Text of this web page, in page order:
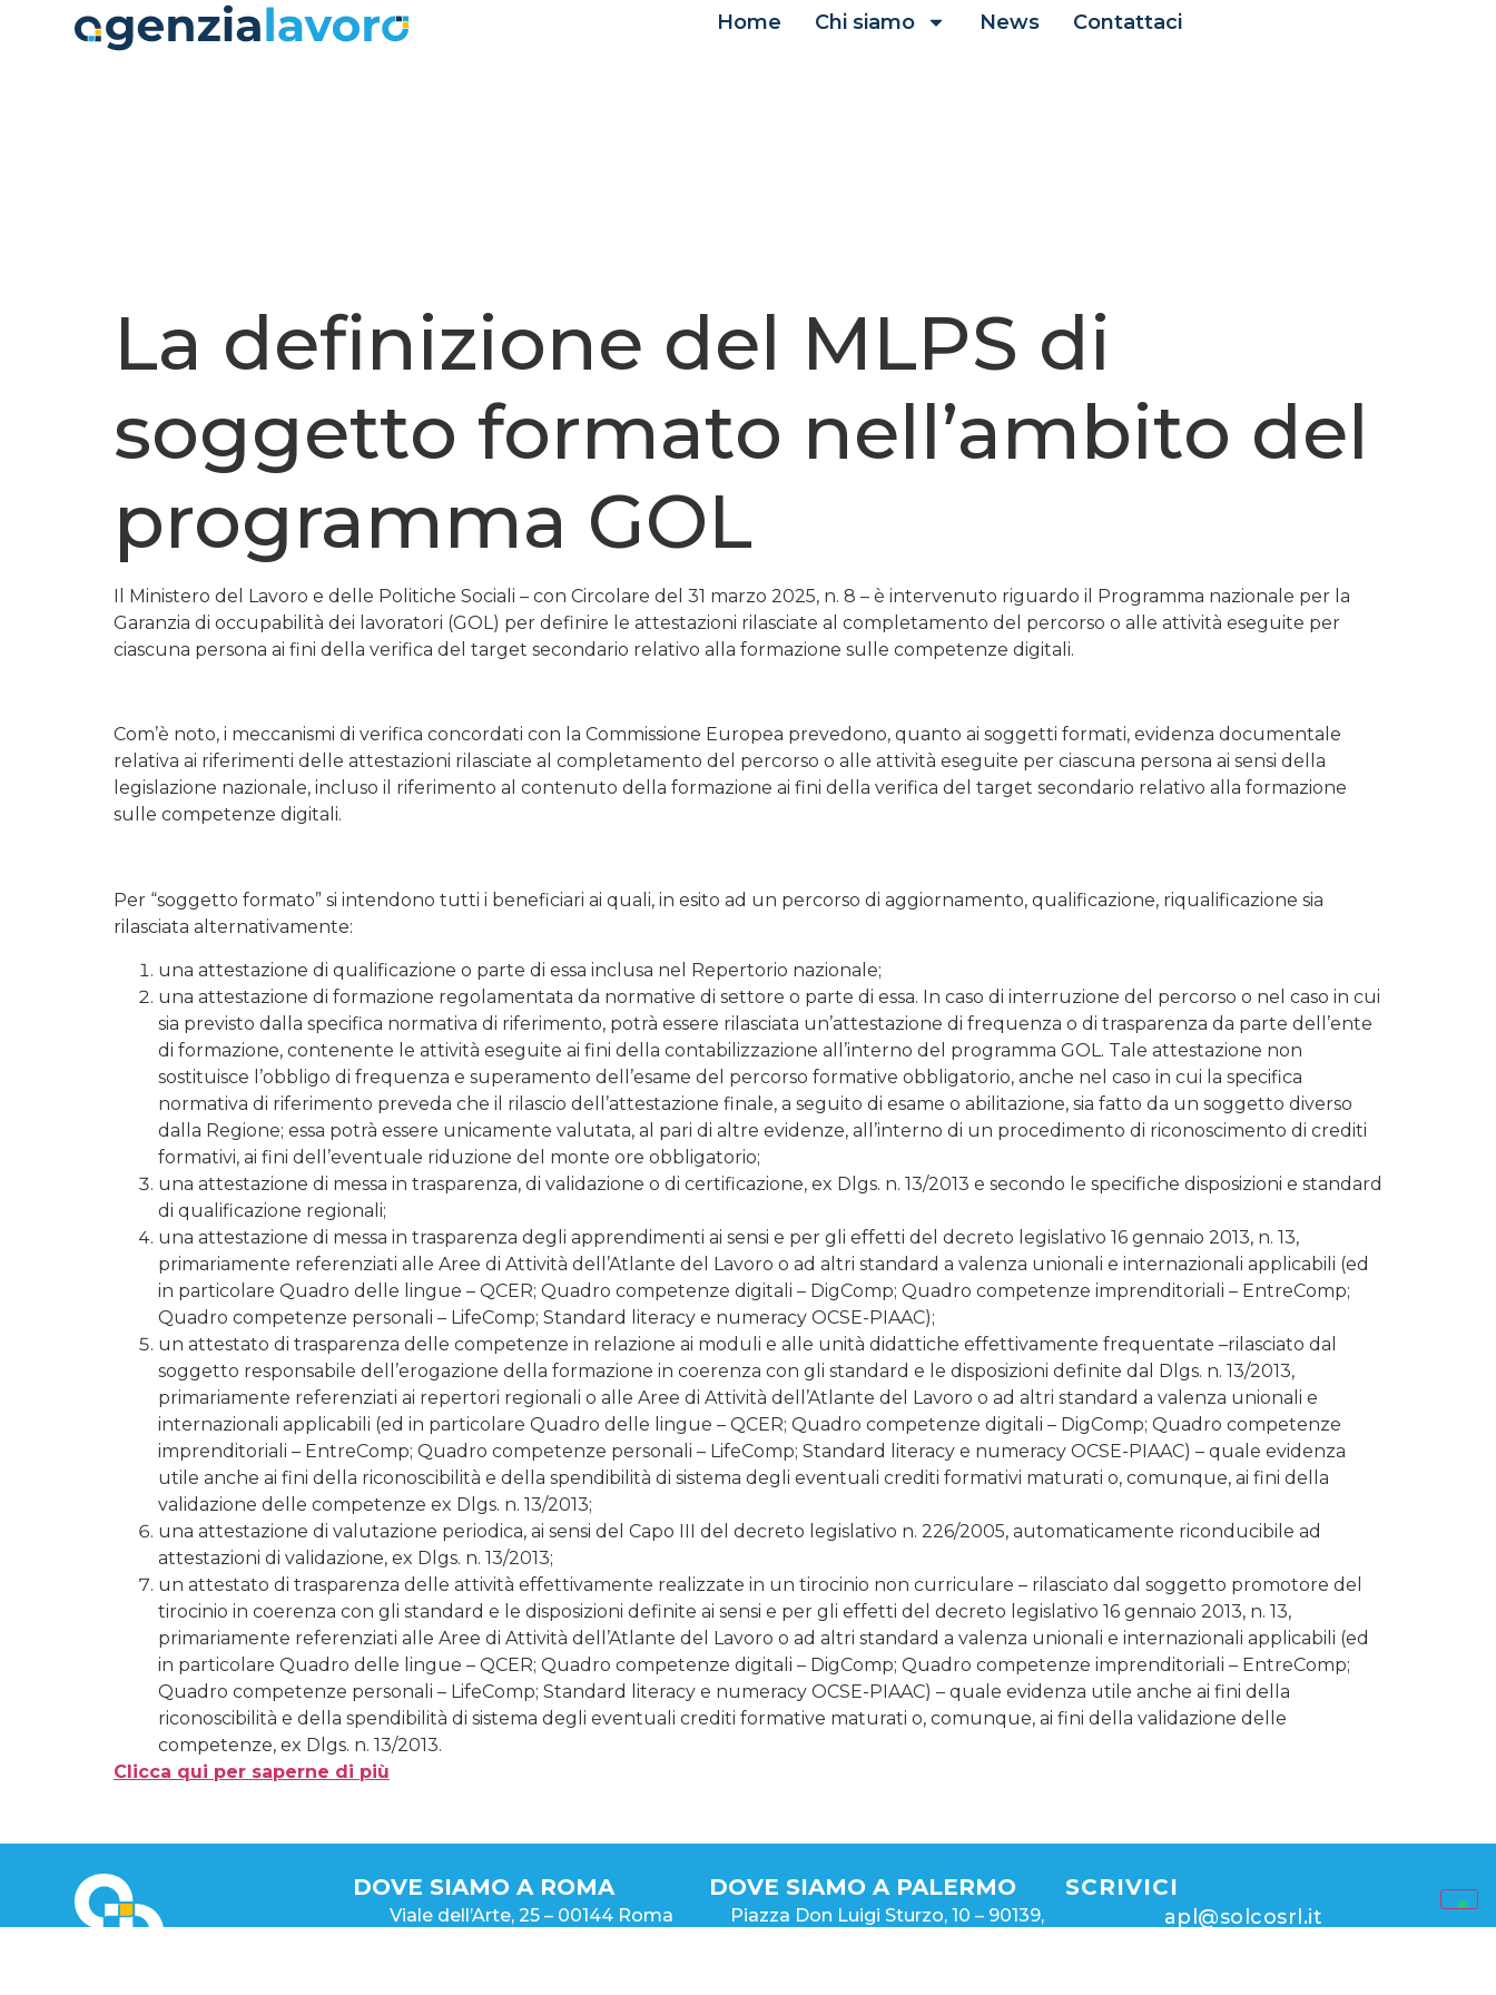
contenuto Home Chi siamo News Contattaci
La definizione del MLPS di
soggetto formato nell’ambito del
programma GOL
Il Ministero del Lavoro e delle Politiche Sociali – con Circolare del 31 marzo 2025, n. 8 – è intervenuto riguardo il Programma nazionale per la
Garanzia di occupabilità dei lavoratori (GOL) per definire le attestazioni rilasciate al completamento del percorso o alle attività eseguite per
ciascuna persona ai fini della verifica del target secondario relativo alla formazione sulle competenze digitali.
Com’è noto, i meccanismi di verifica concordati con la Commissione Europea prevedono, quanto ai soggetti formati, evidenza documentale
relativa ai riferimenti delle attestazioni rilasciate al completamento del percorso o alle attività eseguite per ciascuna persona ai sensi della
legislazione nazionale, incluso il riferimento al contenuto della formazione ai fini della verifica del target secondario relativo alla formazione
sulle competenze digitali.
Per “soggetto formato” si intendono tutti i beneficiari ai quali, in esito ad un percorso di aggiornamento, qualificazione, riqualificazione sia
rilasciata alternativamente:
una attestazione di qualificazione o parte di essa inclusa nel Repertorio nazionale;
una attestazione di formazione regolamentata da normative di settore o parte di essa. In caso di interruzione del percorso o nel caso in cui
sia previsto dalla specifica normativa di riferimento, potrà essere rilasciata un’attestazione di frequenza o di trasparenza da parte dell’ente
di formazione, contenente le attività eseguite ai fini della contabilizzazione all’interno del programma GOL. Tale attestazione non
sostituisce l’obbligo di frequenza e superamento dell’esame del percorso formative obbligatorio, anche nel caso in cui la specifica
normativa di riferimento preveda che il rilascio dell’attestazione finale, a seguito di esame o abilitazione, sia fatto da un soggetto diverso
dalla Regione; essa potrà essere unicamente valutata, al pari di altre evidenze, all’interno di un procedimento di riconoscimento di crediti
formativi, ai fini dell’eventuale riduzione del monte ore obbligatorio;
una attestazione di messa in trasparenza, di validazione o di certificazione, ex Dlgs. n. 13/2013 e secondo le specifiche disposizioni e standard
di qualificazione regionali;
una attestazione di messa in trasparenza degli apprendimenti ai sensi e per gli effetti del decreto legislativo 16 gennaio 2013, n. 13,
primariamente referenziati alle Aree di Attività dell’Atlante del Lavoro o ad altri standard a valenza unionali e internazionali applicabili (ed
in particolare Quadro delle lingue – QCER; Quadro competenze digitali – DigComp; Quadro competenze imprenditoriali – EntreComp;
Quadro competenze personali – LifeComp; Standard literacy e numeracy OCSE-PIAAC);
un attestato di trasparenza delle competenze in relazione ai moduli e alle unità didattiche effettivamente frequentate –rilasciato dal
soggetto responsabile dell’erogazione della formazione in coerenza con gli standard e le disposizioni definite dal Dlgs. n. 13/2013,
primariamente referenziati ai repertori regionali o alle Aree di Attività dell’Atlante del Lavoro o ad altri standard a valenza unionali e
internazionali applicabili (ed in particolare Quadro delle lingue – QCER; Quadro competenze digitali – DigComp; Quadro competenze
imprenditoriali – EntreComp; Quadro competenze personali – LifeComp; Standard literacy e numeracy OCSE-PIAAC) – quale evidenza
utile anche ai fini della riconoscibilità e della spendibilità di sistema degli eventuali crediti formativi maturati o, comunque, ai fini della
validazione delle competenze ex Dlgs. n. 13/2013;
una attestazione di valutazione periodica, ai sensi del Capo III del decreto legislativo n. 226/2005, automaticamente riconducibile ad
attestazioni di validazione, ex Dlgs. n. 13/2013;
un attestato di trasparenza delle attività effettivamente realizzate in un tirocinio non curriculare – rilasciato dal soggetto promotore del
tirocinio in coerenza con gli standard e le disposizioni definite ai sensi e per gli effetti del decreto legislativo 16 gennaio 2013, n. 13,
primariamente referenziati alle Aree di Attività dell’Atlante del Lavoro o ad altri standard a valenza unionali e internazionali applicabili (ed
in particolare Quadro delle lingue – QCER; Quadro competenze digitali – DigComp; Quadro competenze imprenditoriali – EntreComp;
Quadro competenze personali – LifeComp; Standard literacy e numeracy OCSE-PIAAC) – quale evidenza utile anche ai fini della
riconoscibilità e della spendibilità di sistema degli eventuali crediti formative maturati o, comunque, ai fini della validazione delle
competenze, ex Dlgs. n. 13/2013.
Clicca qui per saperne di più
DOVE SIAMO A ROMA
Viale dell’Arte, 25 – 00144 Roma
DOVE SIAMO A PALERMO
Piazza Don Luigi Sturzo, 10 – 90139,
SCRIVICI
apl@solcosrl.it